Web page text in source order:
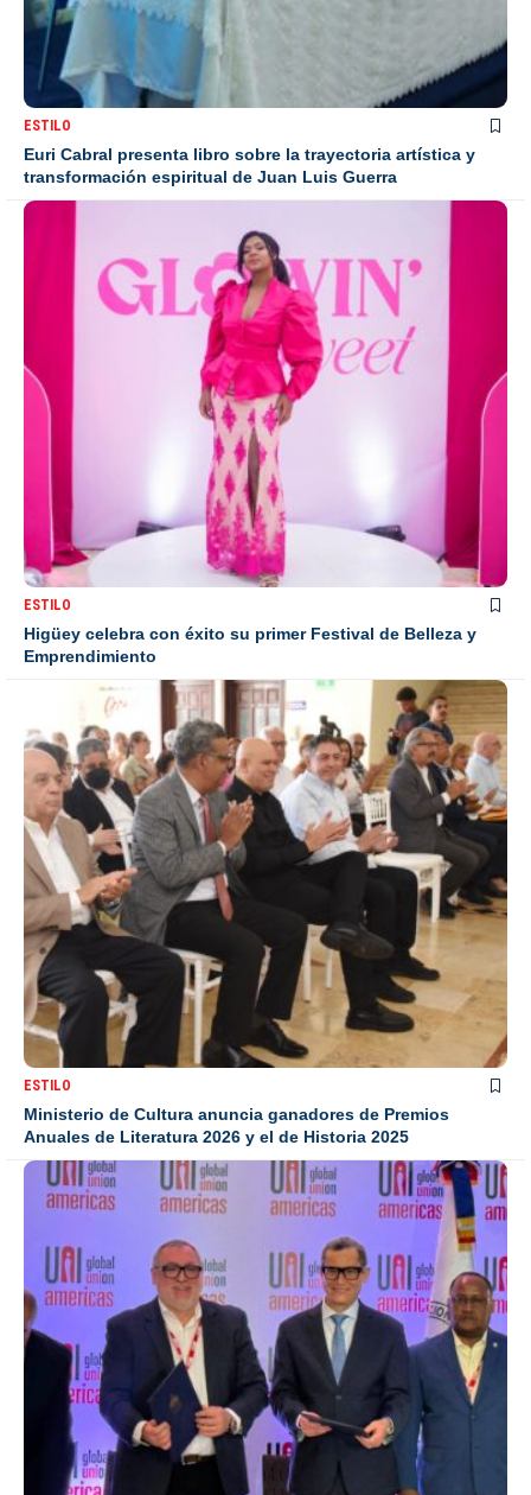
ESTILO
Euri Cabral presenta libro sobre la trayectoria artística y
transformación espiritual de Juan Luis Guerra
ESTILO
Higüey celebra con éxito su primer Festival de Belleza y
Emprendimiento
ESTILO
Ministerio de Cultura anuncia ganadores de Premios
Anuales de Literatura 2026 y el de Historia 2025